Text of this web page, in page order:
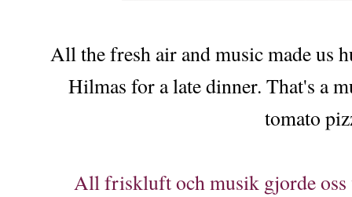
All the fresh air and music made us
Hilmas for a late dinner. That's a
tomato
All friskluft och musik gjorde